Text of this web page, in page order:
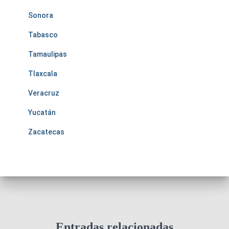
Sonora
Tabasco
Tamaulipas
Tlaxcala
Veracruz
Yucatán
Zacatecas